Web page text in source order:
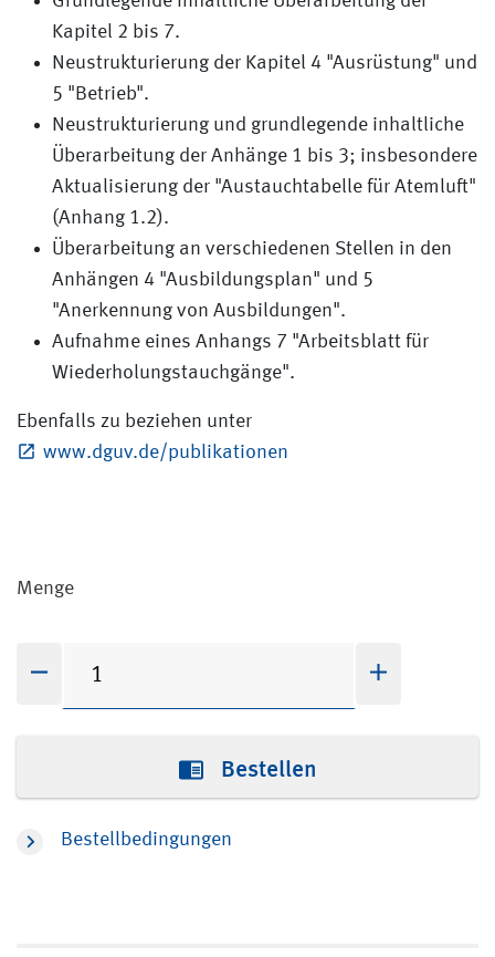
Kapitel 2 bis 7.
Neustrukturierung der Kapitel 4 "Ausrüstung" und
5 "Betrieb".
Neustrukturierung und grundlegende inhaltliche
Überarbeitung der Anhänge 1 bis 3; insbesondere
Aktualisierung der "Austauchtabelle für Atemluft"
(Anhang 1.2).
Überarbeitung an verschiedenen Stellen in den
Anhängen 4 "Ausbildungsplan" und 5
"Anerkennung von Ausbildungen".
Aufnahme eines Anhangs 7 "Arbeitsblatt für
Wiederholungstauchgänge".
Ebenfalls zu beziehen unter
www.dguv.de/publikationen
Menge
Bestellen
Bestellbedingungen